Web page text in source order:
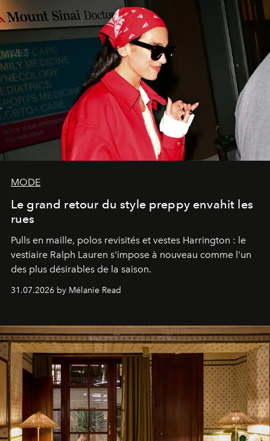
MODE
Le grand retour du style preppy envahit les
rues
Pulls en maille, polos revisités et vestes Harrington : le
vestiaire Ralph Lauren s'impose à nouveau comme l'un
des plus désirables de la saison.
31.07.2026 by Mélanie Read